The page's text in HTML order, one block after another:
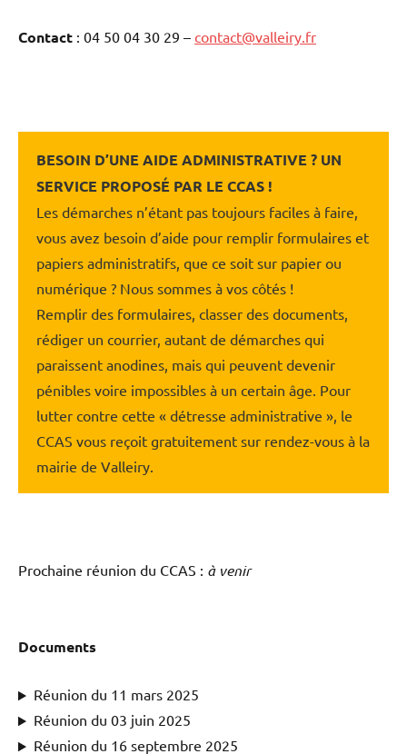
Contact : 04 50 04 30 29 – contact@valleiry.fr
BESOIN D’UNE AIDE ADMINISTRATIVE ? UN
SERVICE PROPOSÉ PAR LE CCAS !
Les démarches n’étant pas toujours faciles à faire,
vous avez besoin d’aide pour remplir formulaires et
papiers administratifs, que ce soit sur papier ou
numérique ? Nous sommes à vos côtés !
Remplir des formulaires, classer des documents,
rédiger un courrier, autant de démarches qui
paraissent anodines, mais qui peuvent devenir
pénibles voire impossibles à un certain âge. Pour
lutter contre cette « détresse administrative », le
CCAS vous reçoit gratuitement sur rendez-vous à la
mairie de Valleiry.
Prochaine réunion du CCAS : à venir
Documents
Réunion du 11 mars 2025
Réunion du 03 juin 2025
Réunion du 16 septembre 2025